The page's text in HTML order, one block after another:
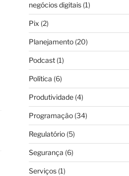
negócios digitais(1)
Pix (2)
Planejamento(20)
Podcast(1)
Política (6)
Produtividade(4)
Programação(34)
Regulatório(5)
Segurança (6)
Serviços(1)